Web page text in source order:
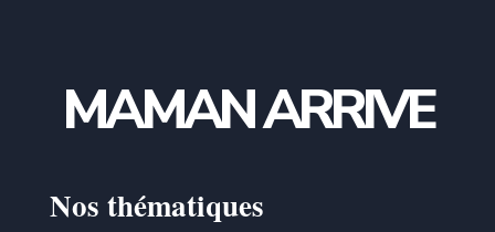
MAMAN ARRIVE
Nos thématiques